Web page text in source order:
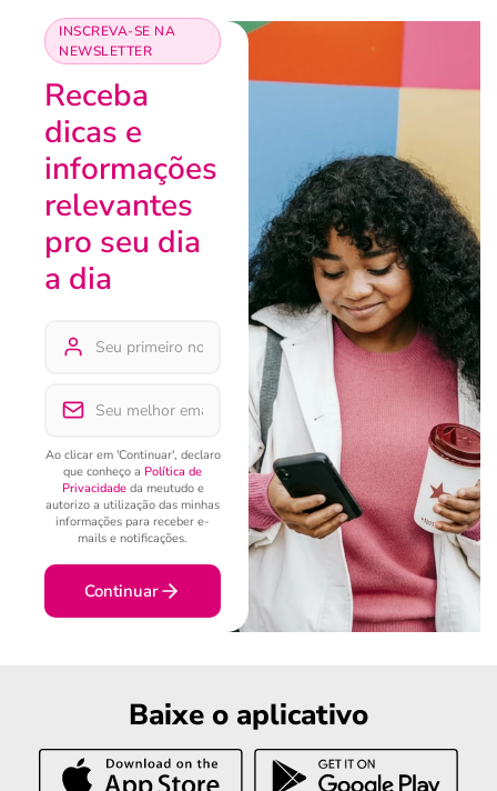
INSCREVA-SE NA
NEWSLETTER
Receba
dicas e
informações
relevantes
pro seu dia
a dia
Ao clicar em 'Continuar', declaro
que conheço a Política de
Privacidadeda meutudo e
autorizo a utilização das minhas
informações para receber e-
mails e notificações.
Continuar
Baixe o aplicativo